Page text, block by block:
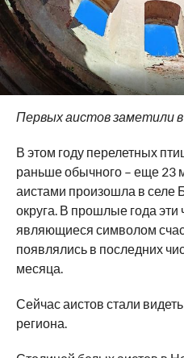
Первых аистов заметили в
В этом году перелетных
раньше обычного – еще 23
аистами произошла в селе
округа. В прошлые года эти
являющиеся символом
появлялись в последних
месяца.
Сейчас аистов стали
региона.